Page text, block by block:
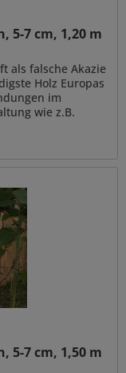
5-7 cm, 1,20 m
als falsche Akazie
Holz Europas
im
wie z.B.
5-7 cm, 1,50 m